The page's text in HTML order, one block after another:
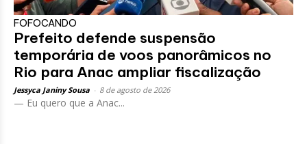
FOFOCANDO
Prefeito defende suspensão
temporária de voos panorâmicos no
Rio para Anac ampliar fiscalização
Jessyca Janiny Sousa 8 de agosto de 2026
— Eu quero que a Anac...